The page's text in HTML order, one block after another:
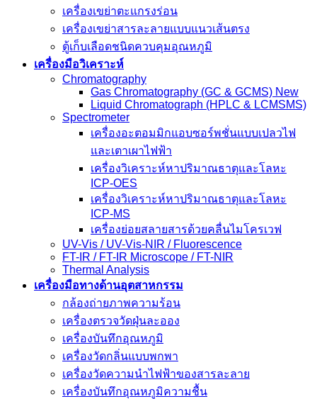
เครื่องเขย่าตะแกรงร่อน
เครื่องเขย่าสารละลายแบบแนวเส้นตรง
ตู้เก็บเลือดชนิดควบคุมอุณหภูมิ
เครื่องมือวิเคราะห์
Chromatography
Gas Chromatography (GC & GCMS) New
Liquid Chromatograph (HPLC & LCMSMS)
Spectrometer
เครื่องอะตอมมิกแอบซอร์พชั่นแบบเปลวไฟ
และเตาเผาไฟฟ้า
เครื่องวิเคราะห์หาปริมาณธาตุและโลหะ
ICP-OES
เครื่องวิเคราะห์หาปริมาณธาตุและโลหะ
ICP-MS
เครื่องย่อยสลายสารด้วยคลื่นไมโครเวฟ
UV-Vis / UV-Vis-NIR / Fluorescence
FT-IR / FT-IR Microscope / FT-NIR
Thermal Analysis
เครื่องมือทางด้านอุตสาหกรรม
กล้องถ่ายภาพความร้อน
เครื่องตรวจวัดฝุ่นละออง
เครื่องบันทึกอุณหภูมิ
เครื่องวัดกลิ่นแบบพกพา
เครื่องวัดความนําไฟฟ้าของสารละลาย
เครื่องบันทึกอุณหภูมิความชื้น